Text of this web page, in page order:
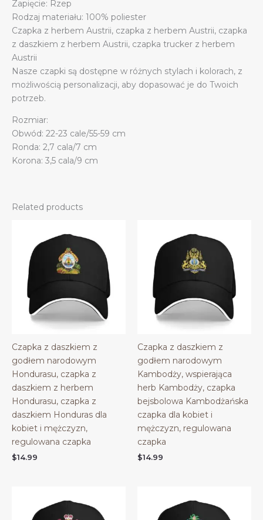
Zapięcie: Rzep
Rodzaj materiału: 100% poliester
Czapka z herbem Austrii, czapka z herbem Austrii, czapka
z daszkiem z herbem Austrii, czapka trucker z herbem
Austrii
Nasze czapki są dostępne w różnych stylach i kolorach, z
możliwością personalizacji, aby dopasować je do Twoich
potrzeb.
Rozmiar:
Obwód: 22-23 cale/55-59 cm
Ronda: 2,7 cala/7 cm
Korona: 3,5 cala/9 cm
Related products
Czapka z daszkiem z
godłem narodowym
Hondurasu, czapka z
daszkiem z herbem
Hondurasu, czapka z
daszkiem Honduras dla
kobiet i mężczyzn,
regulowana czapka
$14.99
Czapka z daszkiem z
godłem narodowym
Kambodży, wspierająca
herb Kambodży, czapka
bejsbolowa Kambodżańska
czapka dla kobiet i
mężczyzn, regulowana
czapka
$14.99